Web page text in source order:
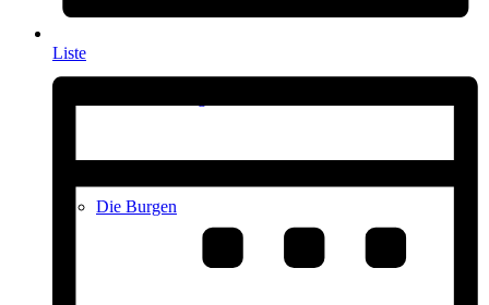
Die Burgen
Liste